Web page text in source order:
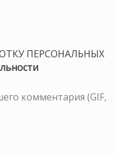
ПЕРСОНАЛЬНЫХ
комментария (GIF,